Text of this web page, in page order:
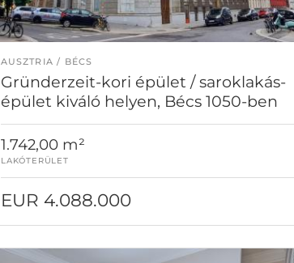
AUSZTRIA BÉCS
Gründerzeit-kori épület / saroklakás-
épület kiváló helyen, Bécs 1050-ben
1.742,00 m²
LAKÓTERÜLET
EUR 4.088.000